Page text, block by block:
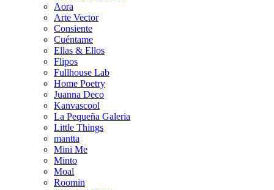
Aora
Arte Vector
Consiente
Cuéntame
Ellas & Ellos
Flipos
Fullhouse Lab
Home Poetry
Juanna Deco
Kanvascool
La Pequeña Galeria
Little Things
mantta
Mini Me
Minto
Moal
Roomin